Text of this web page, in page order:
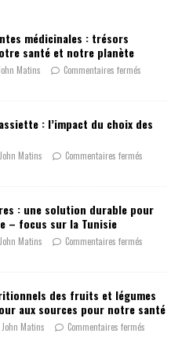
médicinales : trésors
santé et notre planète
Matins Commentaires fermés
: l’impact du choix des
John Matins Commentaires fermés
: une solution durable pour
– focus sur la Tunisie
John Matins Commentaires fermés
des fruits et légumes
aux sources pour notre santé
John Matins Commentaires fermés